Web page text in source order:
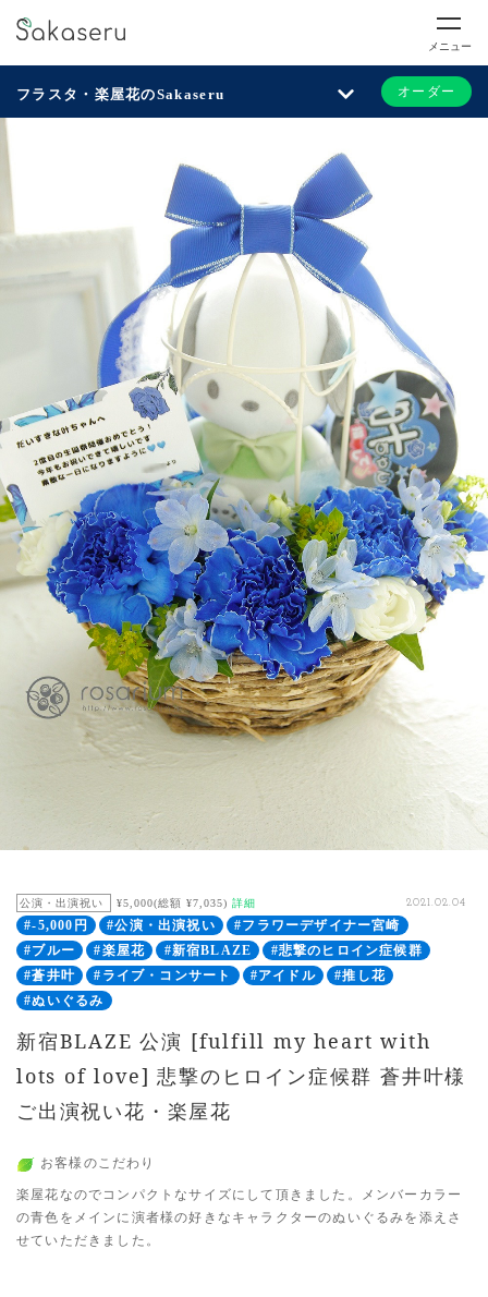
メニュー
フラスタ・楽屋花のSakaseru オーダー
公演・出演祝い ¥5,000(総額 ¥7,035) 詳細 2021.02.04
#-5,000円 #公演・出演祝い
#フラワーデザイナー宮崎
#ブルー
#楽屋花 #新宿BLAZE
#悲撃のヒロイン症候群
#蒼井叶
#ライブ・コンサート #アイドル
#推し花
#ぬいぐるみ
新宿BLAZE 公演 [fulfill my heart with
lots of love] 悲撃のヒロイン症候群 蒼井叶様
ご出演祝い花・楽屋花
お客様のこだわり
楽屋花なのでコンパクトなサイズにして頂きました。メンバーカラー
の青色をメインに演者様の好きなキャラクターのぬいぐるみを添えさ
せていただきました。